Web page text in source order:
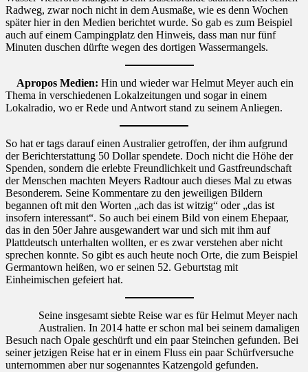
Radweg, zwar noch nicht in dem Ausmaße, wie es denn Wochen
später hier in den Medien berichtet wurde. So gab es zum Beispiel
auch auf einem Campingplatz den Hinweis, dass man nur fünf
Minuten duschen dürfte wegen des dortigen Wassermangels.
Apropos Medien: Hin und wieder war Helmut Meyer auch ein
Thema in verschiedenen Lokalzeitungen und sogar in einem
Lokalradio, wo er Rede und Antwort stand zu seinem Anliegen.
So hat er tags darauf einen Australier getroffen, der ihm aufgrund
der Berichterstattung 50 Dollar spendete. Doch nicht die Höhe der
Spenden, sondern die erlebte Freundlichkeit und Gastfreundschaft
der Menschen machten Meyers Radtour auch dieses Mal zu etwas
Besonderem. Seine Kommentare zu den jeweiligen Bildern
begannen oft mit den Worten „ach das ist witzig“ oder „das ist
insofern interessant“. So auch bei einem Bild von einem Ehepaar,
das in den 50er Jahre ausgewandert war und sich mit ihm auf
Plattdeutsch unterhalten wollten, er es zwar verstehen aber nicht
sprechen konnte. So gibt es auch heute noch Orte, die zum Beispiel
Germantown heißen, wo er seinen 52. Geburtstag mit
Einheimischen gefeiert hat.
Seine insgesamt siebte Reise war es für Helmut Meyer nach
Australien. In 2014 hatte er schon mal bei seinem damaligen
Besuch nach Opale geschürft und ein paar Steinchen gefunden. Bei
seiner jetzigen Reise hat er in einem Fluss ein paar Schürfversuche
unternommen aber nur sogenanntes Katzengold gefunden.